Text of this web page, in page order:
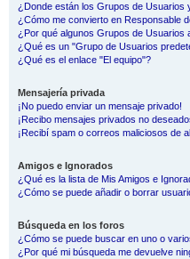
¿Donde están los Grupos de Usuarios
¿Cómo me convierto en Responsable
¿Por qué algunos Grupos de Usuarios
¿Qué es un "Grupo de Usuarios
¿Qué es el enlace "El equipo"?
Mensajería privada
¡No puedo enviar un mensaje privado!
¡Recibo mensajes privados no
¡Recibí spam o correos maliciosos de
Amigos e Ignorados
¿Qué es la lista de Mis Amigos e
¿Cómo se puede añadir o borrar
Búsqueda en los foros
¿Cómo se puede buscar en uno o
¿Por qué mi búsqueda me devuelve